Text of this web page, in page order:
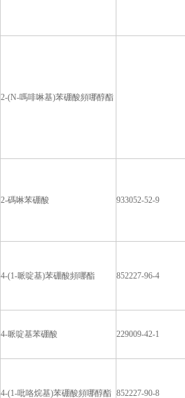
2-(N-嗎啡啉基)苯硼酸頻哪醇酯
2-碼啉苯硼酸 933052-52-9
4-(1-哌啶基)苯硼酸頻哪酯 852227-96-4
4-哌啶基苯硼酸 229009-42-1
4-(1-吡咯烷基)苯硼酸頻哪醇酯 852227-90-8